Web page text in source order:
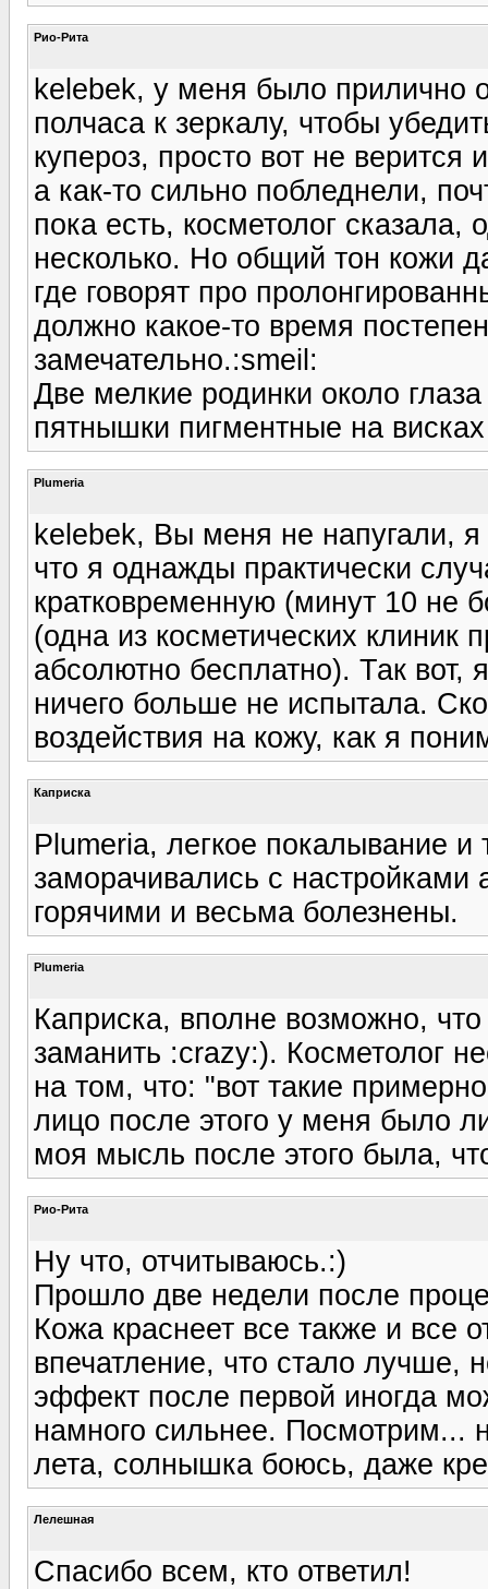
Рио-Рита
kelebek, у меня было прилично
полчаса к зеркалу, чтобы
купероз, просто вот не
а как-то сильно побледнели,
пока есть, косметолог
несколько. Но общий тон кожи
где говорят про
должно какое-то время
замечательно.:smeil:
Две мелкие родинки около
пятнышки пигментные на
Plumeria
kelebek, Вы меня не напугали,
что я однажды практически
кратковременную (минут 10 не
(одна из косметических
абсолютно бесплатно). Так вот,
ничего больше не испытала.
воздействия на кожу, как я
Каприска
Plumeria, легкое покалывание
заморачивались с
горячими и весьма болезнены.
Plumeria
Каприска, вполне возможно,
заманить :crazy:). Косметолог
на том, что: "вот такие
лицо после этого у меня было
моя мысль после этого была,
Рио-Рита
Ну что, отчитываюсь.:)
Прошло две недели после
Кожа краснеет все также и все
впечатление, что стало лучше,
эффект после первой иногда
намного сильнее. Посмотрим...
лета, солнышка боюсь, даже
Лелешная
Спасибо всем, кто ответил!